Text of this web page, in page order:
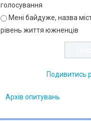
голосування
Мені байдуже, назва
рівень життя южненців
Подивитись
Архів опитувань